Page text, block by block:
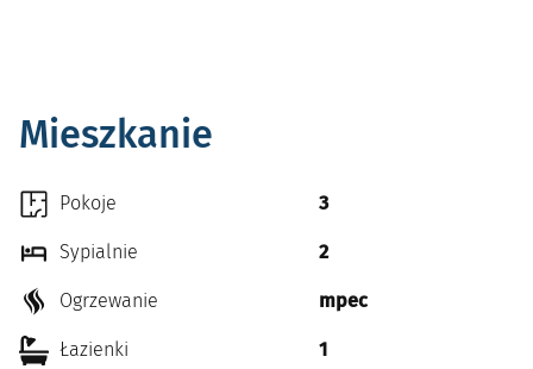
Mieszkanie
Pokoje 3
Sypialnie 2
Ogrzewanie mpec
Łazienki 1